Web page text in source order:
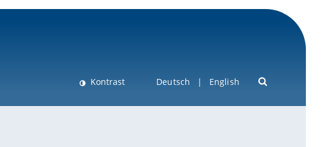
Kontrast Deutsch English